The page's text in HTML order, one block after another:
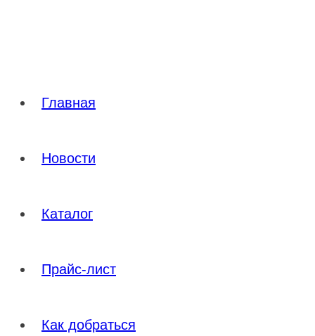
Главная
Новости
Каталог
Прайс-лист
Как добраться